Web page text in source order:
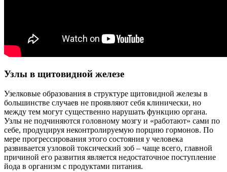
Узлы в щитовидной железе
Узелковые образования в структуре щитовидной железы в
большинстве случаев не проявляют себя клинически, но
между тем могут существенно нарушать функцию органа.
Узлы не подчиняются головному мозгу и «работают» сами по
себе, продуцируя неконтролируемую порцию гормонов. По
мере прогрессирования этого состояния у человека
развивается узловой токсический зоб – чаще всего, главной
причиной его развития является недостаточное поступление
йода в организм с продуктами питания.